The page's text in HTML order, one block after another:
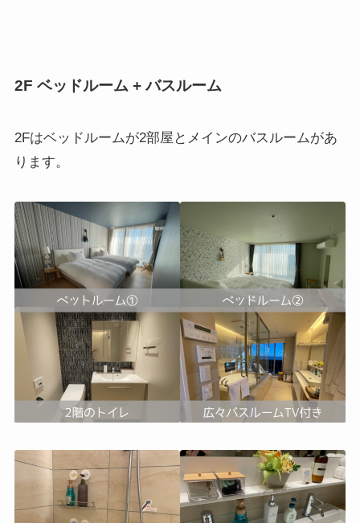
2F ベッドルーム + バスルーム
2Fはベッドルームが2部屋とメインのバスルームがあ
ります。